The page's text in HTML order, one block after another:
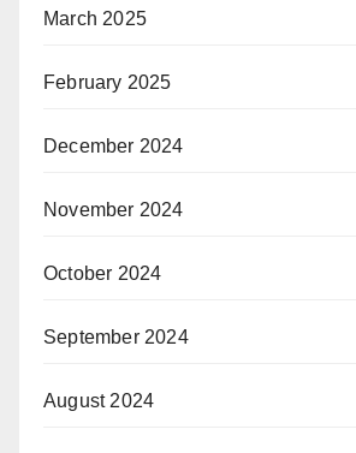
March 2025
February 2025
December 2024
November 2024
October 2024
September 2024
August 2024